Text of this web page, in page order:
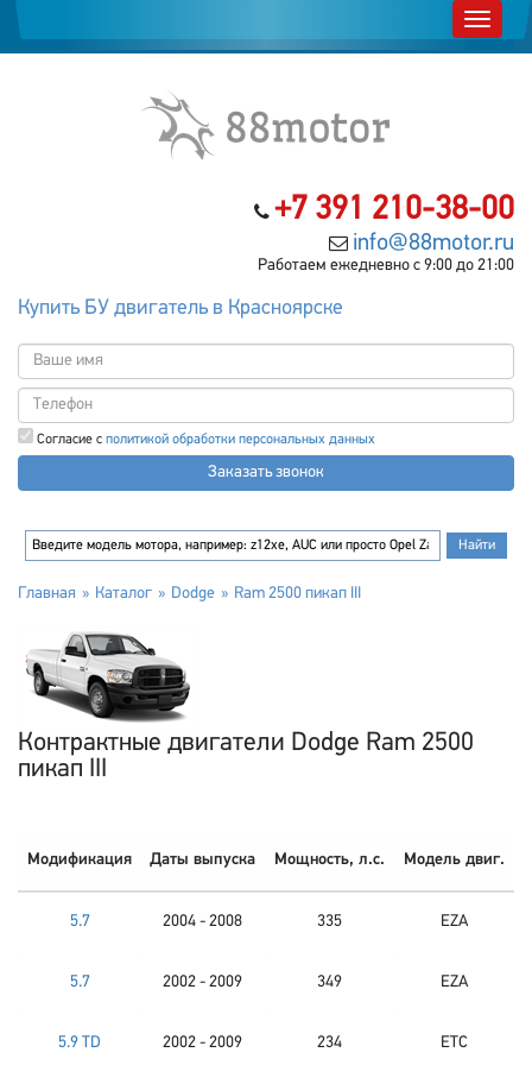
+7 391 210-38-00
info@88motor.ru
Работаем ежедневно с 9:00 до 21:00
Купить БУ двигатель в Красноярске
Согласие с политикой обработки персональных данных
Заказать звонок
Главная Каталог Dodge Ram 2500 пикап III
Контрактные двигатели Dodge Ram 2500
пикап III
Модификация Даты выпуска Мощность, л.с. Модель двиг.
5.7 2004 - 2008 335 EZA
5.7 2002 - 2009 349 EZA
5.9 TD 2002 - 2009 234 ETC